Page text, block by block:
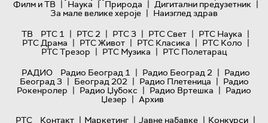
Филм и ТВ | Наука | Природа | Дигитални предузетник |
За мале велике хероје | Наизглед здрав
ТВ
РТС 1 | РТС 2 | РТС 3 | РТС Свет | РТС Наука |
РТС Драма | РТС Живот | РТС Класика | РТС Коло |
РТС Трезор | РТС Музика | РТС Полетарац
РАДИО
Радио Београд 1 | Радио Београд 2 | Радио
Београд 3 | Београд 202 | Радио Плетеница | Радио
Рокенролер | Радио Џубокс | Радио Вртешка | Радио
Џезер | Архив
РТС
Контакт | Маркетинг | Јавне набавке | Конкурси |